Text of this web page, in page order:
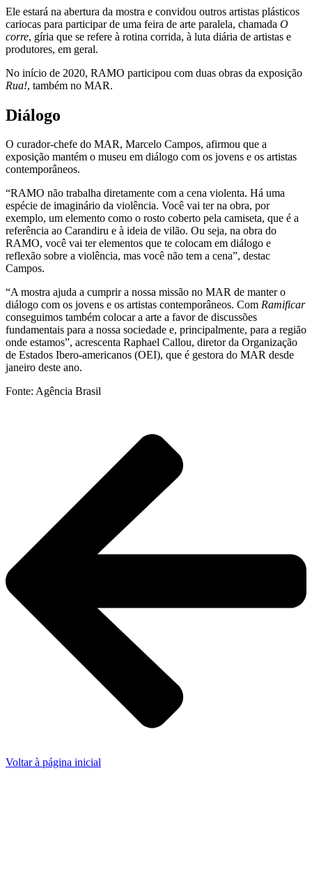
Ele estará na abertura da mostra e convidou outros artistas plásticos
cariocas para participar de uma feira de arte paralela, chamada O
corre, gíria que se refere à rotina corrida, à luta diária de artistas e
produtores, em geral.
No início de 2020, RAMO participou com duas obras da exposição
Rua!, também no MAR.
Diálogo
O curador-chefe do MAR, Marcelo Campos, afirmou que a
exposição mantém o museu em diálogo com os jovens e os artistas
contemporâneos.
“RAMO não trabalha diretamente com a cena violenta. Há uma
espécie de imaginário da violência. Você vai ter na obra, por
exemplo, um elemento como o rosto coberto pela camiseta, que é a
referência ao Carandiru e à ideia de vilão. Ou seja, na obra do
RAMO, você vai ter elementos que te colocam em diálogo e
reflexão sobre a violência, mas você não tem a cena”, destac
Campos.
“A mostra ajuda a cumprir a nossa missão no MAR de manter o
diálogo com os jovens e os artistas contemporâneos. Com Ramificar
conseguimos também colocar a arte a favor de discussões
fundamentais para a nossa sociedade e, principalmente, para a região
onde estamos”, acrescenta Raphael Callou, diretor da Organização
de Estados Ibero-americanos (OEI), que é gestora do MAR desde
janeiro deste ano.
Fonte: Agência Brasil
Voltar à página inicial